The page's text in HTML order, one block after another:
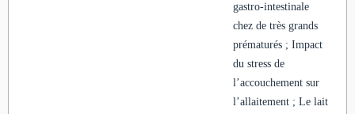
gastro-intestinale
chez de très grands
prématurés ; Impact
du stress de
l’accouchement sur
l’allaitement ; Le lait